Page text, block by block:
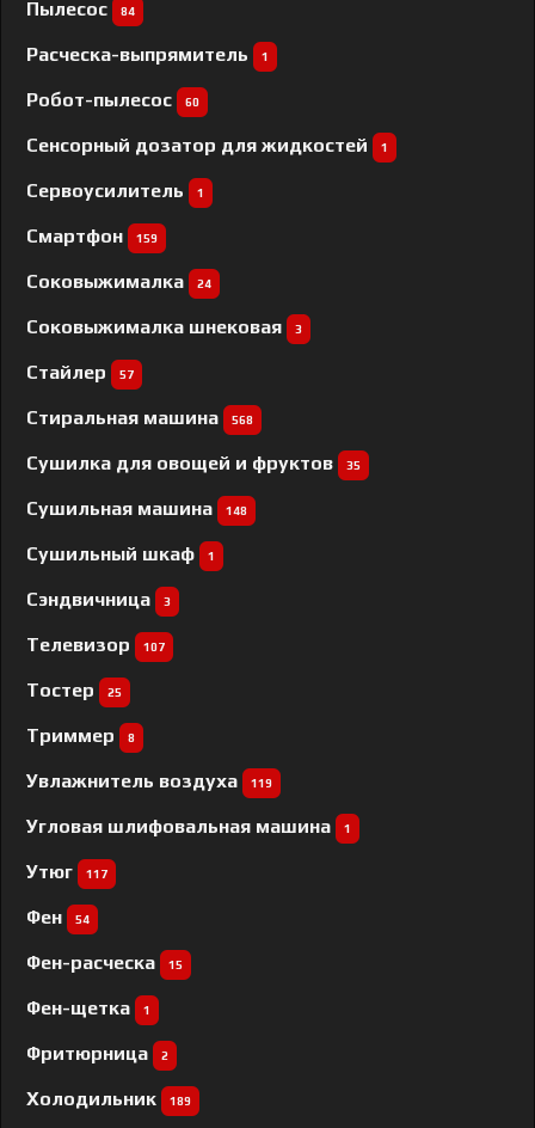
Пылесос 84
Расческа-выпрямитель 1
Робот-пылесос 60
Сенсорный дозатор для жидкостей 1
Сервоусилитель 1
Смартфон 159
Соковыжималка 24
Соковыжималка шнековая 3
Стайлер 57
Стиральная машина 568
Сушилка для овощей и фруктов 35
Сушильная машина 148
Сушильный шкаф 1
Сэндвичница 3
Телевизор 107
Тостер 25
Триммер 8
Увлажнитель воздуха 119
Угловая шлифовальная машина 1
Утюг 117
Фен 54
Фен-расческа 15
Фен-щетка 1
Фритюрница 2
Холодильник 189